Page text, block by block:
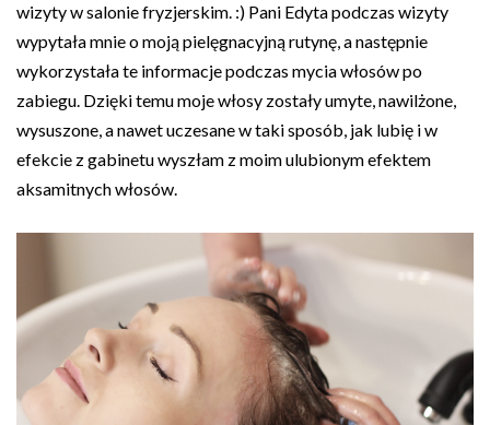
wizyty w salonie fryzjerskim. :) Pani Edyta podczas wizyty
wypytała mnie o moją pielęgnacyjną rutynę, a następnie
wykorzystała te informacje podczas mycia włosów po
zabiegu. Dzięki temu moje włosy zostały umyte, nawilżone,
wysuszone, a nawet uczesane w taki sposób, jak lubię i w
efekcie z gabinetu wyszłam z moim ulubionym efektem
aksamitnych włosów.